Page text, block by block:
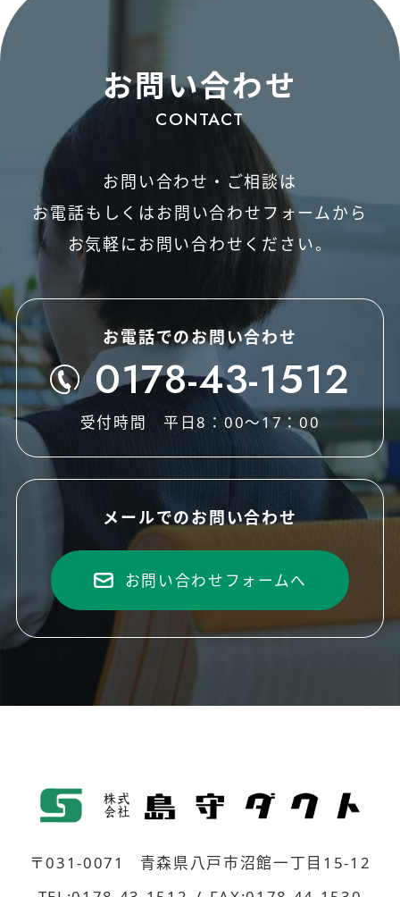
お問い合わせ
お問い合わせ・ご相談は
お電話もしくはお問い合わせフォームから
お気軽にお問い合わせください。
お電話でのお問い合わせ
0178-43-1512
受付時間 平日8：00～17：00
メールでのお問い合わせ
お問い合わせフォームへ
〒031-0071
青森県八戸市沼館一丁目15-12